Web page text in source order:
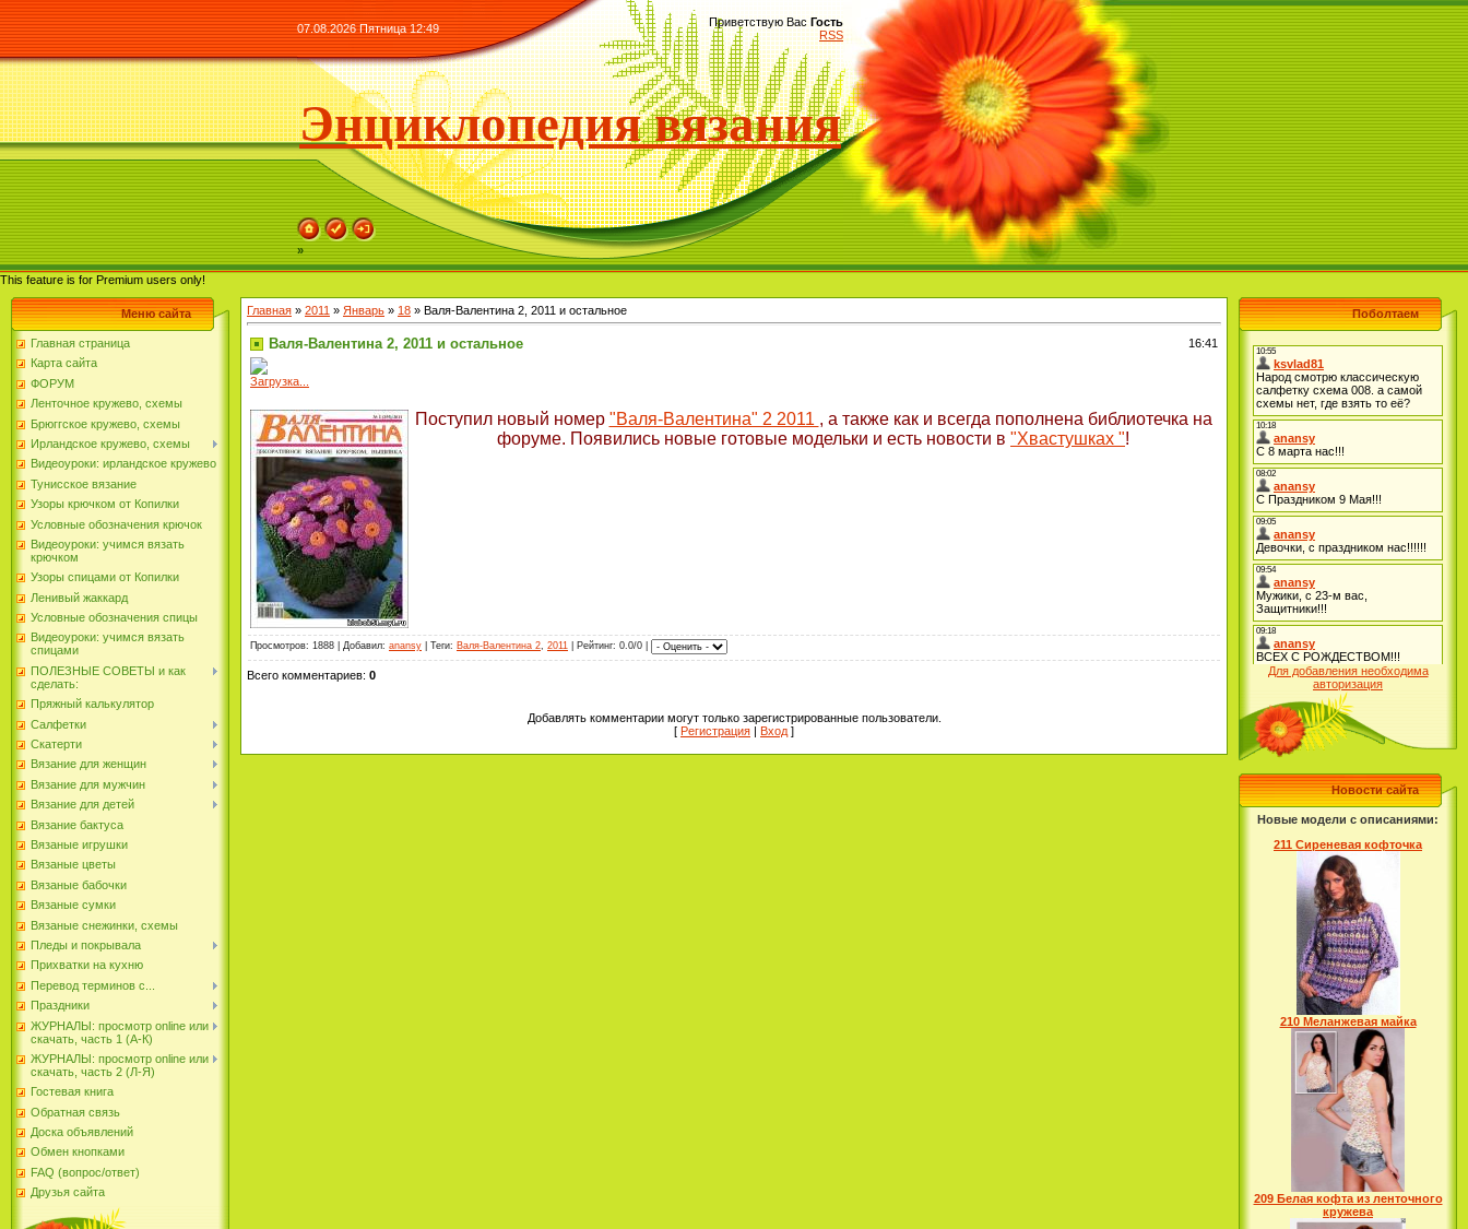
07.08.2026 Пятница 12:49 Приветствую Вас Гость
RSS
Энциклопедия вязания
»
This feature is for Premium users only!
Меню сайта
Главная страница
Карта сайта
ФОРУМ
Ленточное кружево, схемы
Брюггское кружево, схемы
Ирландское кружево, схемы
Видеоуроки: ирландское кружево
Тунисское вязание
Узоры крючком от Копилки
Условные обозначения крючок
Видеоуроки: учимся вязать
крючком
Узоры спицами от Копилки
Ленивый жаккард
Условные обозначения спицы
Видеоуроки: учимся вязать
спицами
ПОЛЕЗНЫЕ СОВЕТЫ и как
сделать:
Пряжный калькулятор
Салфетки
Скатерти
Вязание для женщин
Вязание для мужчин
Вязание для детей
Вязание бактуса
Вязаные игрушки
Вязаные цветы
Вязаные бабочки
Вязаные сумки
Вязаные снежинки, схемы
Пледы и покрывала
Прихватки на кухню
Перевод терминов с...
Праздники
ЖУРНАЛЫ: просмотр online или
скачать, часть 1 (А-К)
ЖУРНАЛЫ: просмотр online или
скачать, часть 2 (Л-Я)
Гостевая книга
Обратная связь
Доска объявлений
Обмен кнопками
FAQ (вопрос/ответ)
Друзья сайта
Главная » 2011 » Январь » 18 » Валя-Валентина 2, 2011 и остальное
Валя-Валентина 2, 2011 и остальное 16:41
Загрузка...
Поступил новый номер "Валя-Валентина" 2 2011 , а также как и всегда пополнена библиотечка на
форуме. Появились новые готовые модельки и есть новости в "Хвастушках "!
Просмотров: 1888 | Добавил: anansy Теги: Валя-Валентина 2, 2011 Рейтинг: 0.0/0 |
Всего комментариев: 0
Добавлять комментарии могут только зарегистрированные пользователи.
[ Регистрация | Вход ]
Поболтаем
Для добавления необходима
авторизация
Новости сайта
Новые модели с описаниями:
211 Сиреневая кофточка
210 Меланжевая майка
209 Белая кофта из ленточного
кружева